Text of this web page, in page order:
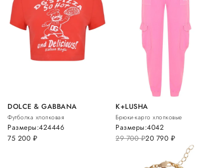
DOLCE & GABBANA
Футболка хлопковая
75 200 руб.
Размеры:424446
K+LUSHA
Брюки-карго хлопковые
29 700руб.20 790 руб.
Размеры:4042